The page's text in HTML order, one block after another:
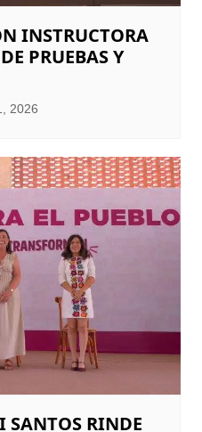
INSTRUCTORA
PRUEBAS Y
2026
RINDE